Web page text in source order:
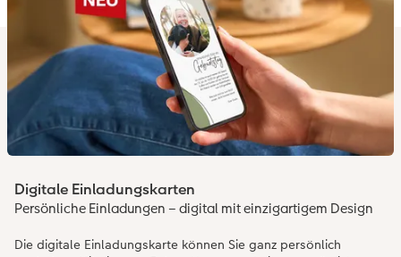
Digitale Einladungskarten
Persönliche Einladungen – digital mit einzigartigem Design
Die digitale Einladungskarte können Sie ganz persönlich